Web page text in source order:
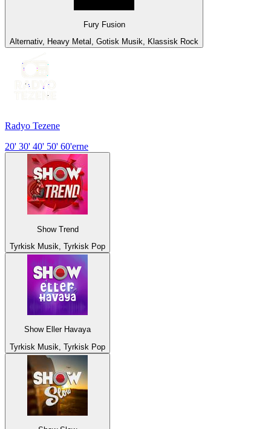
Fury Fusion
Alternativ, Heavy Metal, Gotisk Musik, Klassisk Rock
Radyo Tezene
20' 30' 40' 50' 60'erne
Show Trend
Tyrkisk Musik, Tyrkisk Pop
Show Eller Havaya
Tyrkisk Musik, Tyrkisk Pop